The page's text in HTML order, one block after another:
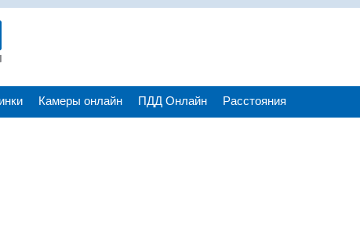
Камеры онлайн ПДД Онлайн Расстояния